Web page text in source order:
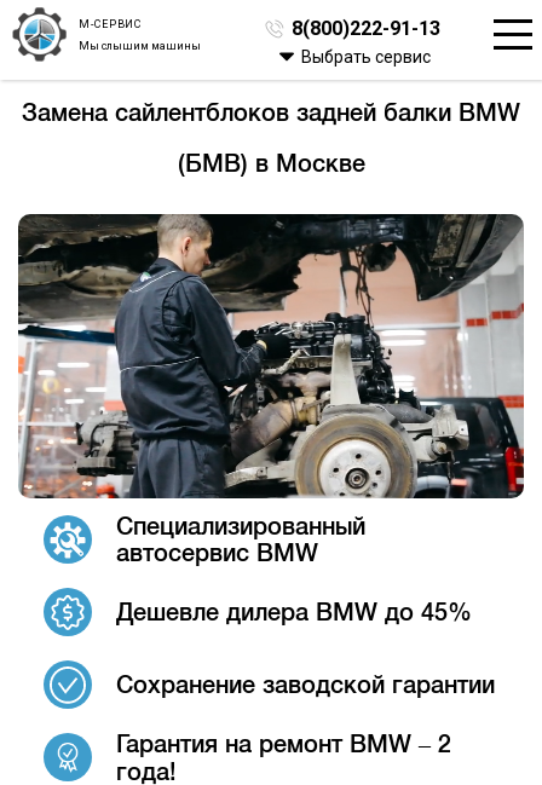
М-СЕРВИС
Мы слышим машины
8(800)222-91-13
Выбрать сервис
Замена сайлентблоков задней балки BMW
(БМВ) в Москве
Специализированный
автосервис BMW
Дешевле дилера BMW до 45%
Сохранение заводской гарантии
Гарантия на ремонт BMW – 2
года!